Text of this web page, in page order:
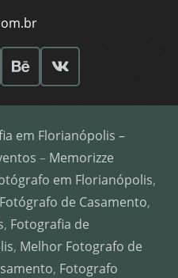
em Florianópolis –
– Memorizze
em Florianópolis,
Fotógrafo de Casamento,
, Fotografia de
, Melhor Fotografo de
, Fotografo